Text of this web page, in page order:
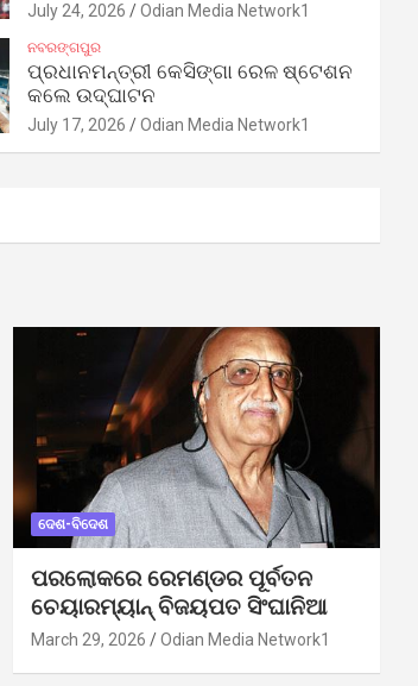
July 24, 2026 Odian Media Network1
ନବରଙ୍ଗପୁର
ପ୍ରଧାନମନ୍ତ୍ରୀ କେସିଙ୍ଗା ରେଳ ଷ୍ଟେଶନ
କଲେ ଉଦ୍‌ଘାଟନ
July 17, 2026 Odian Media Network1
ଦେଶ-ବିଦେଶ
ପରଲୋକରେ ରେମଣ୍ଡର ପୂର୍ବତନ
ଚେୟାରମ୍ୟାନ୍ ବିଜୟପତ ସିଂଘାନିଆ
March 29, 2026 Odian Media Network1